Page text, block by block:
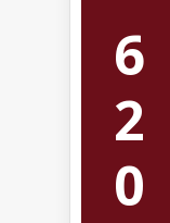
6
2
0